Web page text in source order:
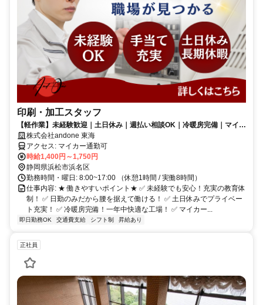
印刷・加工スタッフ
【軽作業】未経験歓迎｜土日休み｜週払い相談OK｜冷暖房完備｜マイカ
ー通勤OK
株式会社andone 東海
アクセス: マイカー通勤可
時給1,400円～1,750円
静岡県浜松市浜名区
勤務時間・曜日: 8:00~17:00 （休憩1時間 / 実働8時間）
仕事内容: ★ 働きやすいポイント★ ✅ 未経験でも安心！充実の教育体
制！ ✅ 日勤の​みだから腰を据えて働ける！ ✅ 土日休みでプライベー
ト充実！ ✅ 冷暖房完備！一年中快適な工場！ ✅ マイカー...
即日勤務OK 交通費支給 シフト制 昇給あり
正社員